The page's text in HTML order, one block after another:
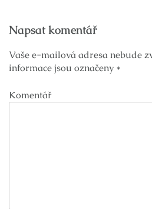
pro
příspěvek
Napsat komentář
Vaše e-mailová adresa nebude
informace jsou označeny *
Komentář